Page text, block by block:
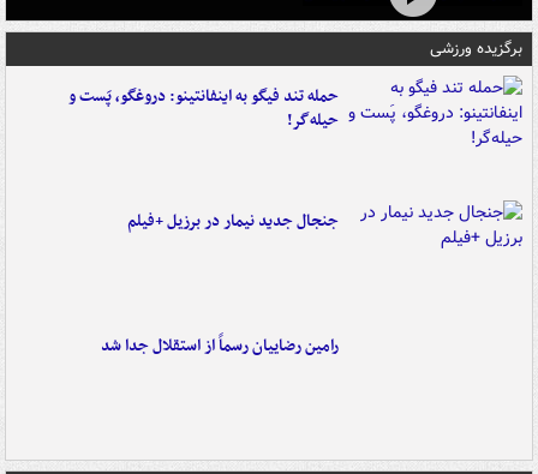
برگزیده ورزشی
حمله تند فیگو به اینفانتینو: دروغگو، پَست‌ و
حیله‌گر!
جنجال جدید نیمار در برزیل +فیلم
رامین رضاییان رسماً از استقلال جدا شد